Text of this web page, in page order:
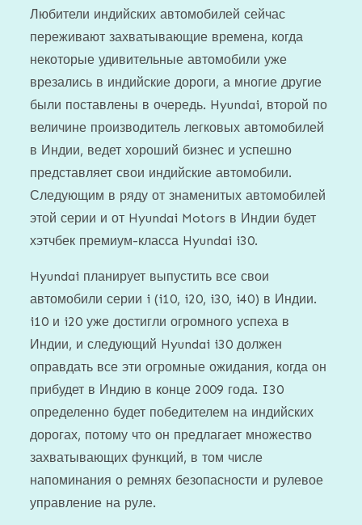
Любители индийских автомобилей сейчас
переживают захватывающие времена, когда
некоторые удивительные автомобили уже
врезались в индийские дороги, а многие другие
были поставлены в очередь. Hyundai, второй по
величине производитель легковых автомобилей
в Индии, ведет хороший бизнес и успешно
представляет свои индийские автомобили.
Следующим в ряду от знаменитых автомобилей
этой серии и от Hyundai Motors в Индии будет
хэтчбек премиум-класса Hyundai i30.
Hyundai планирует выпустить все свои
автомобили серии i (i10, i20, i30, i40) в Индии.
i10 и i20 уже достигли огромного успеха в
Индии, и следующий Hyundai i30 должен
оправдать все эти огромные ожидания, когда он
прибудет в Индию в конце 2009 года. I30
определенно будет победителем на индийских
дорогах, потому что он предлагает множество
захватывающих функций, в том числе
напоминания о ремнях безопасности и рулевое
управление на руле.